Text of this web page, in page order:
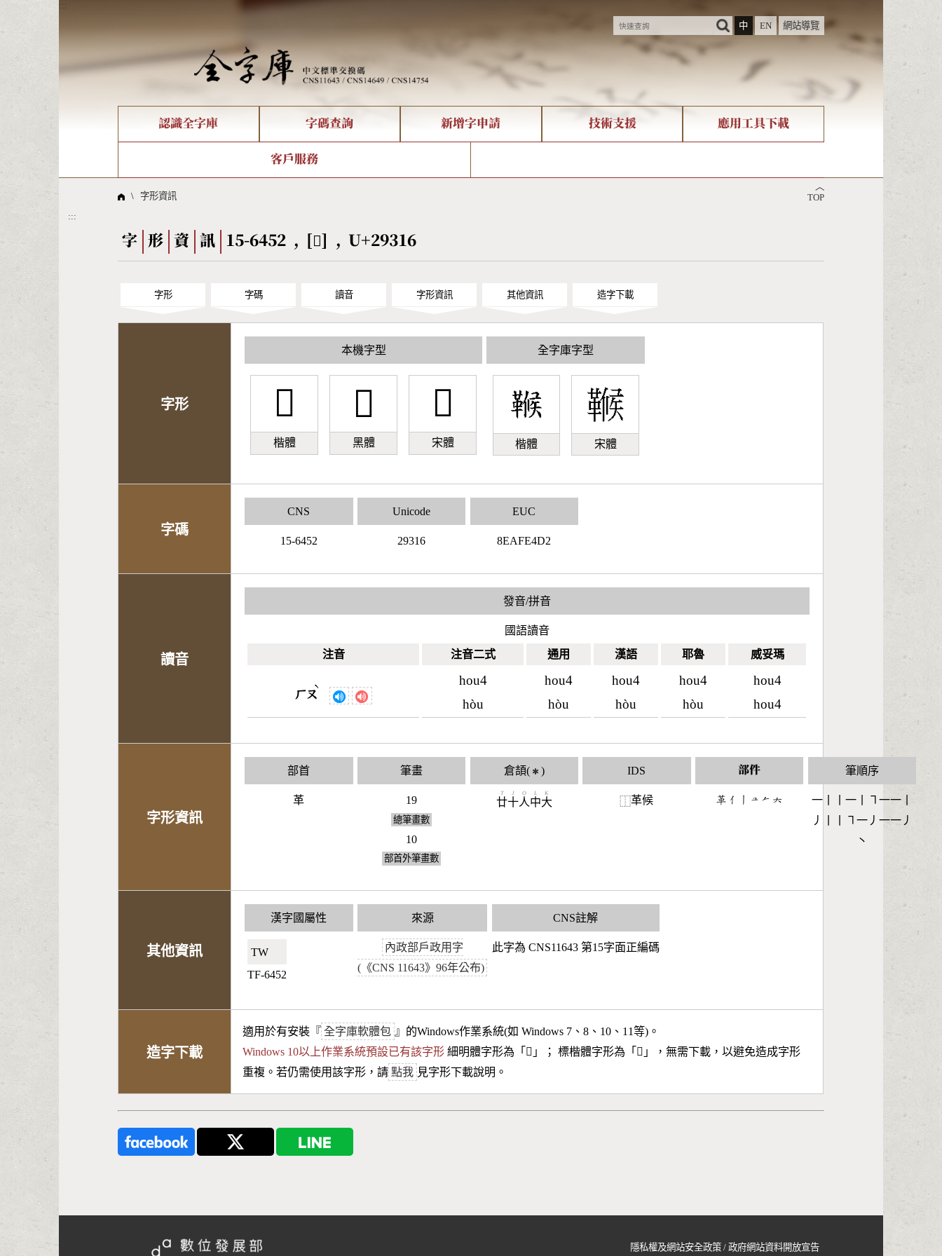
:::
中
EN 網站導覽
認識全字庫
全字庫現況
線上教學
字碼查詢
部件查詢
倉頡查詢
Big5查詢 拼音查詢
新增字申請 技術支援
造字解決方案
應用工具下載
字形下載
客戶服務
問題集
︿
TOP
\ 字形資訊
:::
字 形 資 訊 15-6452 , [𩌖] , U+29316
字形 字碼 讀音 字形資訊 其他資訊 造字下載
字形
本機字型
𩌖
楷體
𩌖
黑體
𩌖
宋體
全字庫字型
楷體 宋體
字碼
CNS
15-6452
Unicode
29316
EUC
8EAFE4D2
讀音
發音/拼音
國語讀音
注音
注音二式 通用 漢語 耶魯 威妥瑪
ㄏㄡ
ˋ
hou4
hòu
hou4
hòu
hou4
hòu
hou4
hòu
hou4
hou4
字形資訊
部首
革
筆畫
19
總筆畫數
10
部首外筆畫數
倉頡( ✱ )
廿
T
十
J
人
O
中
L
大
K
IDS
⿰革候
部件
󶇚󶀭󶀂󶁉󶀩󶁩
筆順序
一丨丨一丨㇕一一丨
丿丨丨㇕一丿一一丿
丶
其他資訊
漢字國屬性
TW🇹🇼
TF-6452
來源
內政部戶政用字
(《CNS 11643》96年公布)
CNS註解
此字為 CNS11643 第15字面正編碼
造字下載
適用於有安裝『 全字庫軟體包 』的Windows作業系統(如 Windows 7、8、10、11等)。
Windows 10以上作業系統預設已有該字形 細明體字形為「 𩌖 」； 標楷體字形為「 𩌖 」，無需下載，以避免造成字形
重複。若仍需使用該字形，請 點我 見字形下載說明。
隱私權及網站安全政策 /政府網站資料開放宣告